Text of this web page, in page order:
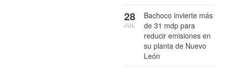
Bachoco invierte más
de 31 mdp para
reducir emisiones en
su planta de Nuevo
León
28
JUL